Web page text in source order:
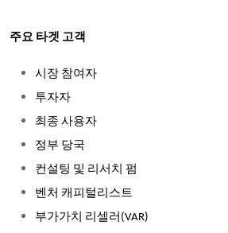
주요 타겟 고객
시장 참여자
투자자
최종 사용자
정부 당국
컨설팅 및 리서치 펌
벤처 캐피털리스트
부가가치 리셀러(VAR)